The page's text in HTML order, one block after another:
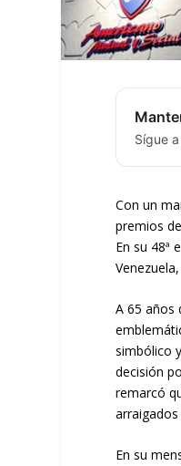
Sígue
Con un
premios
En su 48ª
A 65 años
simbólico
decisión
remarcó
En su